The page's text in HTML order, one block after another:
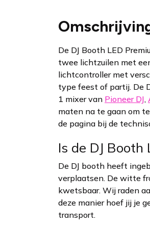
De DJ Booth LED
twee lichtzuilen met
lichtcontroller met
type feest of partij. De
1 mixer van Pioneer DJ,
maten na te gaan om
de pagina bij de
Is de DJ
De DJ booth heeft
verplaatsen. De witte
kwetsbaar. Wij raden
deze manier hoef jij je
transport.